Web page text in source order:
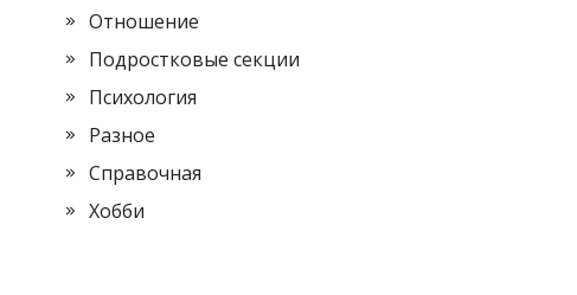
Отношение
Подростковые секции
Психология
Разное
Справочная
Хобби